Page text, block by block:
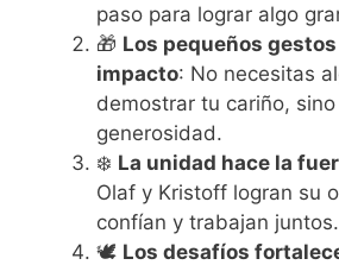
paso para lograr algo
🎁 Los pequeños
impacto: No necesitas
demostrar tu cariño,
generosidad.
❄️ La unidad hace la
Olaf y Kristoff logran su
confían y trabajan juntos.
🕊️ Los desafíos